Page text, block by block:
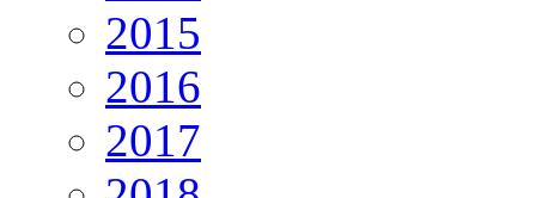
2015
2016
2017